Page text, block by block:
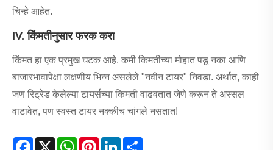
चिन्हे आहेत.
IV. किंमतीनुसार फरक करा
किंमत हा एक प्रमुख घटक आहे. कमी किमतीच्या मोहात पडू नका आणि
बाजारभावापेक्षा लक्षणीय भिन्न असलेले "नवीन टायर" निवडा. अर्थात, काही
जण रिट्रेड केलेल्या टायर्सच्या किमती वाढवतात जेणे करून ते अस्सल
वाटावेत, पण स्वस्त टायर नक्कीच चांगले नसतात!
Facebook
X WhatsAppPinterestLinkedIn